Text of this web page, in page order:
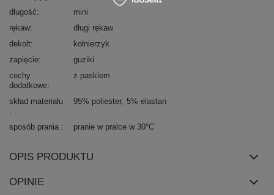
długość
mini
rękaw
długi rękaw
dekolt
kołnierzyk
zapięcie
guziki
cechy
dodatkowe
z paskiem
skład materiału 95% poliester 5% elastan
sposób prania pranie w pralce w 30°C
OPIS PRODUKTU
OPINIE